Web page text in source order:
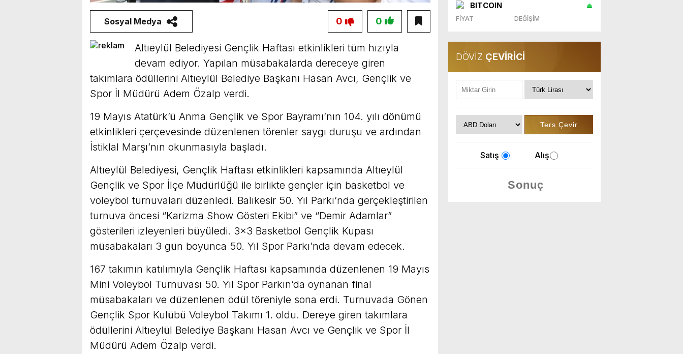
Sosyal Medya 0
0
Altıeylül Belediyesi Gençlik Haftası etkinlikleri tüm hızıyla
devam ediyor. Yapılan müsabakalarda dereceye giren
takımlara ödüllerini Altıeylül Belediye Başkanı Hasan Avcı, Gençlik ve
Spor İl Müdürü Adem Özalp verdi.
19 Mayıs Atatürk’ü Anma Gençlik ve Spor Bayramı’nın 104. yılı dönümü
etkinlikleri çerçevesinde düzenlenen törenler saygı duruşu ve ardından
İstiklal Marşı’nın okunmasıyla başladı.
Altıeylül Belediyesi, Gençlik Haftası etkinlikleri kapsamında Altıeylül
Gençlik ve Spor İlçe Müdürlüğü ile birlikte gençler için basketbol ve
voleybol turnuvaları düzenledi. Balıkesir 50. Yıl Parkı’nda gerçekleştirilen
turnuva öncesi “Karizma Show Gösteri Ekibi” ve “Demir Adamlar”
gösterileri izleyenleri büyüledi. 3×3 Basketbol Gençlik Kupası
müsabakaları 3 gün boyunca 50. Yıl Spor Parkı’nda devam edecek.
167 takımın katılımıyla Gençlik Haftası kapsamında düzenlenen 19 Mayıs
Mini Voleybol Turnuvası 50. Yıl Spor Parkın’da oynanan final
müsabakaları ve düzenlenen ödül töreniyle sona erdi. Turnuvada Gönen
Gençlik Spor Kulübü Voleybol Takımı 1. oldu. Dereye giren takımlara
ödüllerini Altıeylül Belediye Başkanı Hasan Avcı ve Gençlik ve Spor İl
Müdürü Adem Özalp verdi.
BITCOIN
FİYAT DEĞİŞİM
DÖVİZ ÇEVİRİCİ
Satış Alış